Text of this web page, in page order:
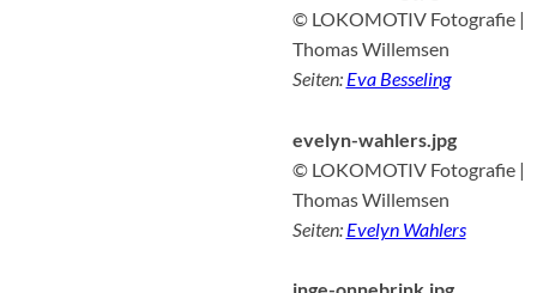
© LOKOMOTIV Fotografie |
Thomas Willemsen
Seiten: Eva Besseling
evelyn-wahlers.jpg
© LOKOMOTIV Fotografie |
Thomas Willemsen
Seiten: Evelyn Wahlers